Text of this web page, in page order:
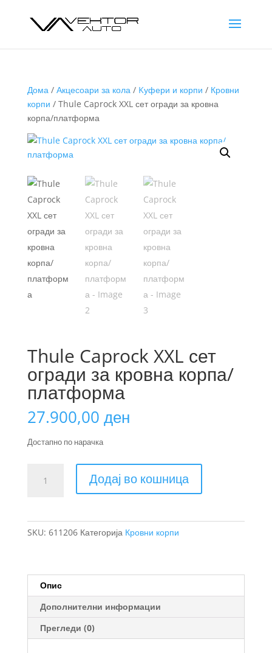
Дома/ Акцесоари за кола/ Kуфери и корпи / Кровни
корпи / Thule Caprock XXL сет огради за кровна
корпа/платформа
Thule Caprock XXL сет
огради за кровна корпа/
платформа
27.900,00 ден
Достапно по нарачка
Caprock
платформа
количина
Додај во кошница
SKU: 611206 Категорија Кровни корпи
Опис
Дополнителни информации
Прегледи (0)